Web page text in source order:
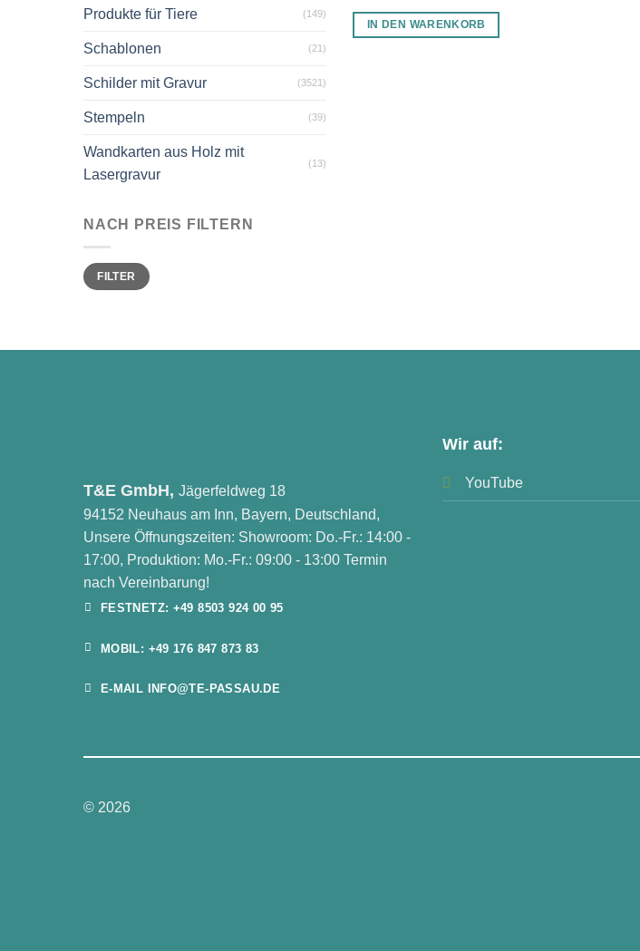
Produkte für Tiere (149)
Schablonen (21)
Schilder mit Gravur (3521)
Stempeln (39)
Wandkarten aus Holz mit
Lasergravur
(13)
NACH PREIS FILTERN
Min.
Preis
Max.
PreisFILTER
IN DEN WARENKORB
T&E GmbH, Jägerfeldweg 18
94152 Neuhaus am Inn, Bayern, Deutschland,
Unsere Öffnungszeiten: Showroom: Do.-Fr.: 14:00 -
17:00, Produktion: Mo.-Fr.: 09:00 - 13:00 Termin
nach Vereinbarung!
FESTNETZ: +49 8503 924 00 95
MOBIL: +49 176 847 873 83
E-MAIL INFO@TE-PASSAU.DE
Wir auf:
YouTube
© 2026